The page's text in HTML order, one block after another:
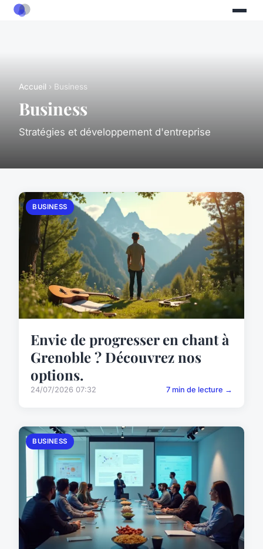
Accueil › Business
Business
Stratégies et développement d'entreprise
BUSINESS
Envie de progresser en chant à
Grenoble ? Découvrez nos
options.
24/07/2026 07:32 7 min de lecture →
BUSINESS